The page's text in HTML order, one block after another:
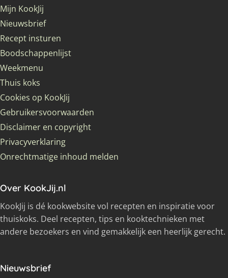
Mijn KookJij
Nieuwsbrief
Recept insturen
Boodschappenlijst
Weekmenu
Thuis koks
Cookies op KookJij
Gebruikersvoorwaarden
Disclaimer en copyright
Privacyverklaring
Onrechtmatige inhoud melden
Over KookJij.nl
KookJij is dé kookwebsite vol recepten en inspiratie voor
thuiskoks. Deel recepten, tips en kooktechnieken met
andere bezoekers en vind gemakkelijk een heerlijk gerecht.
Nieuwsbrief